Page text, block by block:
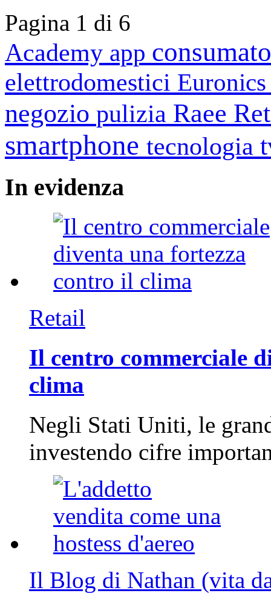
Pagina 1 di 6
Academy app
elettrodomestici
negozio pulizia Raee
smartphone tecnologia
In evidenza
Retail
Il centro commerciale
clima
Negli Stati Uniti, le
investendo cifre
Il Blog di Nathan (vita